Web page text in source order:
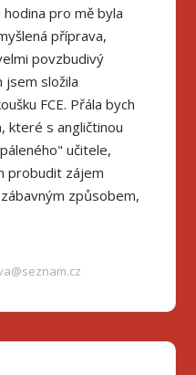
pro mě byla
příprava,
povzbudivý
složila
FCE. Přála bych
které s angličtinou
učitele,
probudit zájem
způsobem,